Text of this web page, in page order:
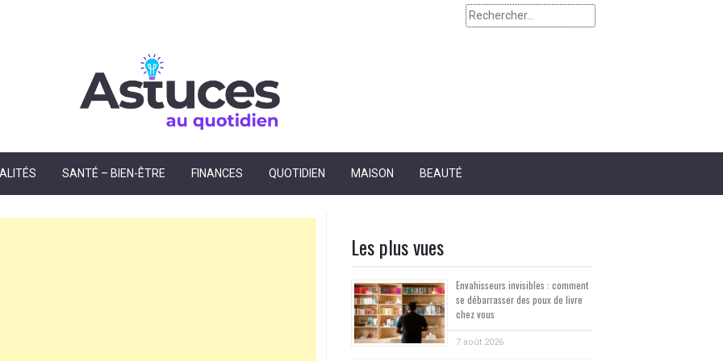
Rechercher :
SANTÉ – BIEN-ÊTRE FINANCES QUOTIDIEN MAISON BEAUTÉ
Les plus vues
Envahisseurs invisibles : comment
se débarrasser des poux de livre
chez vous
7 août 2026